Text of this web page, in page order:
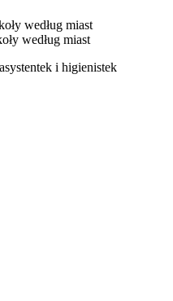
według miast
według miast
i higienistek